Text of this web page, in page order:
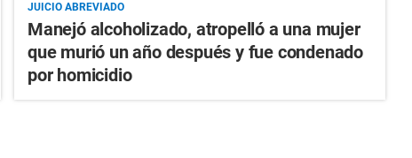
JUICIO ABREVIADO
Manejó alcoholizado, atropelló a una mujer
que murió un año después y fue condenado
por homicidio